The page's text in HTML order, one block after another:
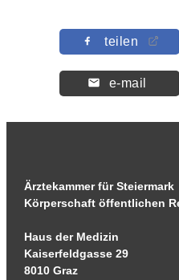
teilen
e-mail
Ärztekammer für Steiermark
Körperschaft öffentlichen
Haus der Medizin
Kaiserfeldgasse 29
8010 Graz